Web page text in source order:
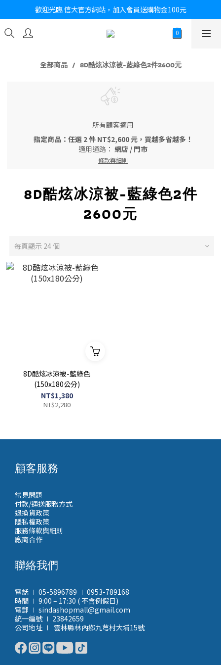
歡迎光臨 信大官方網站，加入會員送購物金100元
全部商品 8D酷炫冰涼被-藍綠色2件2600元
所有顧客適用
指定商品：任選 2 件 NT$2,600 元，買越多省越多！
適用通路： 網店 / 門市
條款與細則
8D酷炫冰涼被-藍綠色2件
2600元
每頁顯示 24 個
8D酷炫冰涼被-藍綠色
(150x180公分)
NT$1,380
NT$2,280
顧客服務
常見問題
付款/運送服務方式
退換貨政策
隱私權政策
服務條款與細則
廠商合作
聯絡我們
電話 ∣ 05-5896789 ∣ 0953-789168
時間 ∣ 9:00 – 17:30 ( 不含例假日)
電郵 ∣ sindashopmall@gmail.com
統一編號 ∣ 23842659
公司地址 ∣ 雲林縣林內鄉九芎村大埔15號